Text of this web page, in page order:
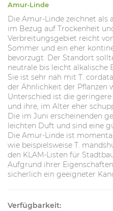
Amur-Linde
Die Amur-Linde zeichnet als
im Bezug auf Trockenheit
Verbreitungsgebiet reicht
Sommer und ein eher
bevorzugt. Der Standort
neutrale bis leicht alkalische
Sie ist sehr nah mit T.
der Ähnlichkeit der Pflanzen
Unterschied ist die geringere
und ihre, im Alter eher
Die im Juni erscheinenden
leichten Duft und sind eine
Die Amur-Linde ist
wie beispielsweise T.
den KLAM-Listen für
Aufgrund ihrer
sicherlich ein geeigneter
Verfügbarkeit: